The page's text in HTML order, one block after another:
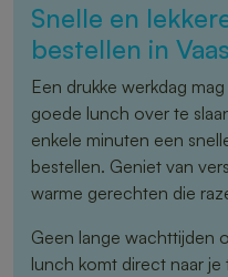
Snelle en
bestellen in
Een drukke werkdag
goede lunch over te
enkele minuten een
bestellen. Geniet van
warme gerechten die
Geen lange wachttijden
lunch komt direct naar